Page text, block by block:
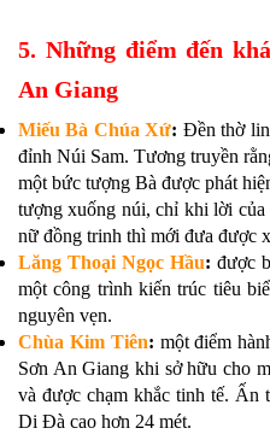
5. Những điểm đến
An Giang
Miếu Bà Chúa Xứ: Đền thờ
đỉnh Núi Sam. Tương truyền
một bức tượng Bà được phát
tượng xuống núi, chỉ khi lời
nữ đồng trinh thì mới đưa được
Lăng Thoại Ngọc Hầu: được
một công trình kiến trúc tiêu
nguyên vẹn.
Chùa Kim Tiên: một điểm
Sơn An Giang khi sở hữu cho
và được chạm khắc tinh tế. Ấn
Di Đà cao hơn 24 mét.